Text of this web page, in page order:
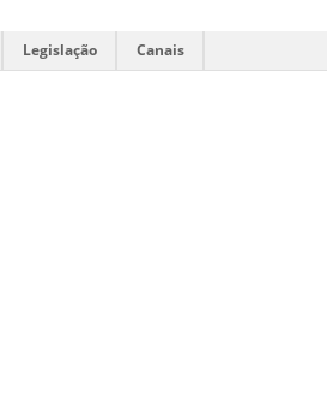
Legislação Canais